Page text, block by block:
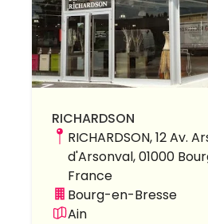
RICHARDSON
RICHARDSON, 12 Av.
d'Arsonval, 01000
France
Bourg-en-Bresse
Ain